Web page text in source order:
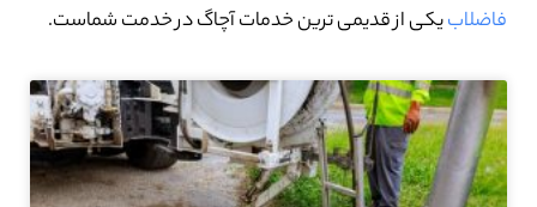
فاضلابیکی از قدیمی ترین خدمات آچاگ در خدمت شماست.